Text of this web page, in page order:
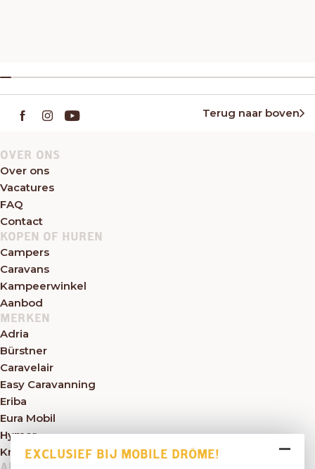
Terug naar boven
OVER ONS
Over ons
Vacatures
FAQ
Contact
KOPEN OF HUREN
Campers
Caravans
Kampeerwinkel
Aanbod
MERKEN
Adria
Bürstner
Caravelair
Easy Caravanning
Eriba
Eura Mobil
Hymer
KnausEXCLUSIEF BIJ MOBILE DRÔME!